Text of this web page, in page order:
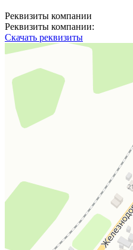
Реквизиты компании
Реквизиты компании:
Скачать реквизиты